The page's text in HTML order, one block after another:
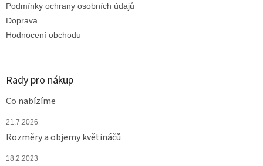
Podmínky ochrany osobních údajů
Doprava
Hodnocení obchodu
Rady pro nákup
Co nabízíme
21.7.2026
Rozměry a objemy květináčů
18.2.2023